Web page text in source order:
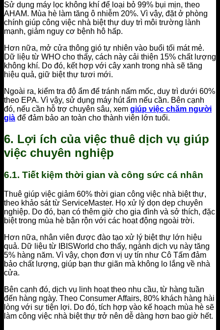
Sử dụng máy lọc không khí để loại bỏ 99% bụi mịn, theo
AHAM. Mùa hè làm tăng ô nhiễm 20%. Vì vậy, đặt ở phòng
chính giúp công việc nhà biệt thự duy trì môi trường lành
mạnh, giảm nguy cơ bệnh hô hấp.
Hơn nữa, mở cửa thông gió tự nhiên vào buổi tối mát mẻ.
Dữ liệu từ WHO cho thấy, cách này cải thiện 15% chất lượng
không khí. Do đó, kết hợp với cây xanh trong nhà sẽ tăng
hiệu quả, giữ biệt thự tươi mới.
Ngoài ra, kiểm tra độ ẩm để tránh nấm mốc, duy trì dưới 60%
theo EPA. Vì vậy, sử dụng máy hút ẩm nếu cần. Bên cạnh
đó, nếu cần hỗ trợ chuyên sâu, xem giúp việc chăm người
già để đảm bảo an toàn cho thành viên lớn tuổi.
6. Lợi ích của việc thuê dịch vụ giúp
việc chuyên nghiệp
6.1. Tiết kiệm thời gian và công sức cá nhân
Thuê giúp việc giảm 60% thời gian công việc nhà biệt thự,
theo khảo sát từ ServiceMaster. Họ xử lý dọn dẹp chuyên
nghiệp. Do đó, bạn có thêm giờ cho gia đình và sở thích, đặc
biệt trong mùa hè bận rộn với các hoạt động ngoài trời.
Hơn nữa, nhân viên được đào tạo xử lý biệt thự lớn hiệu
quả. Dữ liệu từ IBISWorld cho thấy, ngành dịch vụ này tăng
5% hàng năm. Vì vậy, chọn đơn vị uy tín như Cô Tấm đảm
bảo chất lượng, giúp bạn thư giãn mà không lo lắng về nhà
cửa.
Bên cạnh đó, dịch vụ linh hoạt theo nhu cầu, từ hàng tuần
đến hàng ngày. Theo Consumer Affairs, 80% khách hàng hài
lòng với sự tiện lợi. Do đó, tích hợp vào kế hoạch mùa hè sẽ
làm công việc nhà biệt thự trở nên dễ dàng hơn bao giờ hết.